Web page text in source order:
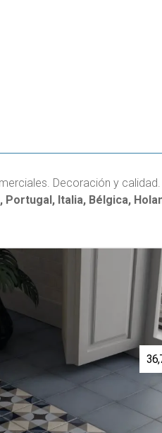
Decoración y calidad.
Portugal, Italia, Bélgica,